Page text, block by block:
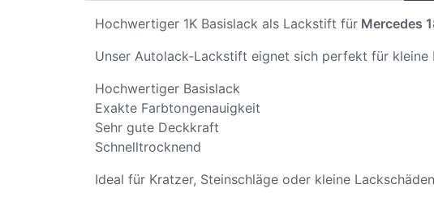
Hochwertiger 1K Basislack als Lackstift für Mercedes
Unser Autolack-Lackstift eignet sich perfekt für kleine
Hochwertiger Basislack
Exakte Farbtongenauigkeit
Sehr gute Deckkraft
Schnelltrocknend
Ideal für Kratzer, Steinschläge oder kleine